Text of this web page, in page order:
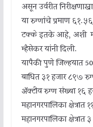
असून उर्वरीत
या रुग्णांचे प्रमाण
टक्के इतके आहे, अशी
म्हैसेकर यांनी दिली.
यापैकी पुणे जिल्हयात
बाधित ३१ हजार ८९७
ॲक्टीव रुग्ण संख्या १६
महानगरपालिका
महानगरपालिका